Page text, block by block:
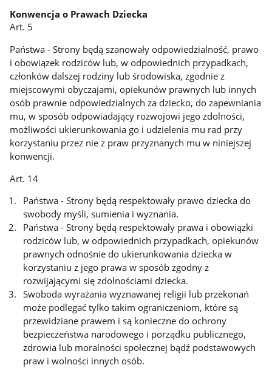
Konwencja o Prawach Dziecka
Art. 5
Państwa - Strony będą szanowały odpowiedzialność, prawo
i obowiązek rodziców lub, w odpowiednich przypadkach,
członków dalszej rodziny lub środowiska, zgodnie z
miejscowymi obyczajami, opiekunów prawnych lub innych
osób prawnie odpowiedzialnych za dziecko, do zapewniania
mu, w sposób odpowiadający rozwojowi jego zdolności,
możliwości ukierunkowania go i udzielenia mu rad przy
korzystaniu przez nie z praw przyznanych mu w niniejszej
konwencji.
Art. 14
Państwa - Strony będą respektowały prawo dziecka do
swobody myśli, sumienia i wyznania.
Państwa - Strony będą respektowały prawa i obowiązki
rodziców lub, w odpowiednich przypadkach, opiekunów
prawnych odnośnie do ukierunkowania dziecka w
korzystaniu z jego prawa w sposób zgodny z
rozwijającymi się zdolnościami dziecka.
Swoboda wyrażania wyznawanej religii lub przekonań
może podlegać tylko takim ograniczeniom, które są
przewidziane prawem i są konieczne do ochrony
bezpieczeństwa narodowego i porządku publicznego,
zdrowia lub moralności społecznej bądź podstawowych
praw i wolności innych osób.